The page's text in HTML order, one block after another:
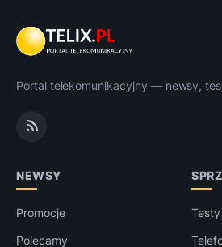
Portal telekomunikacyjny — newsy,
NEWSY
Promocje
Polecamy